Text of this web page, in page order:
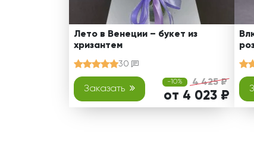
Лето в Венеции – букет из
хризантем
30
Заказать
-10% 4 425 ₽
от 4 023 ₽